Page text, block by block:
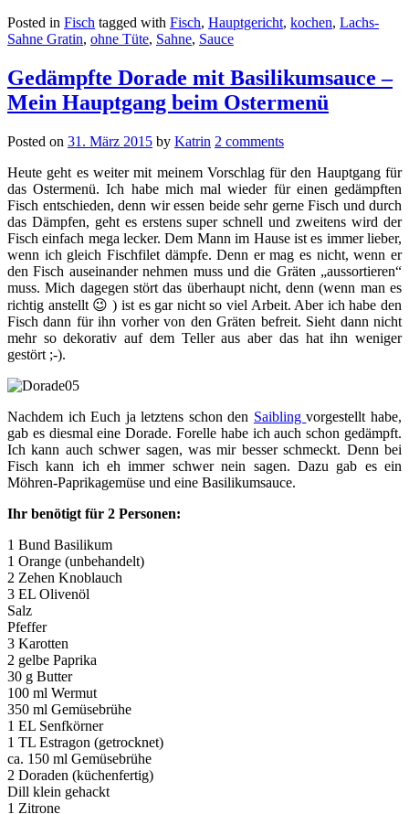
Posted in Fisch tagged with Fisch, Hauptgericht, kochen, Lachs-
Sahne Gratin, ohne Tüte, Sahne, Sauce
Gedämpfte Dorade mit Basilikumsauce –
Mein Hauptgang beim Ostermenü
Posted on 31. März 2015 by Katrin 2 comments
Heute geht es weiter mit meinem Vorschlag für den Hauptgang für
das Ostermenü. Ich habe mich mal wieder für einen gedämpften
Fisch entschieden, denn wir essen beide sehr gerne Fisch und durch
das Dämpfen, geht es erstens super schnell und zweitens wird der
Fisch einfach mega lecker. Dem Mann im Hause ist es immer lieber,
wenn ich gleich Fischfilet dämpfe. Denn er mag es nicht, wenn er
den Fisch auseinander nehmen muss und die Gräten „aussortieren“
muss. Mich dagegen stört das überhaupt nicht, denn (wenn man es
richtig anstellt 😉 ) ist es gar nicht so viel Arbeit. Aber ich habe den
Fisch dann für ihn vorher von den Gräten befreit. Sieht dann nicht
mehr so dekorativ auf dem Teller aus aber das hat ihn weniger
gestört ;-).
Nachdem ich Euch ja letztens schon den Saiblingvorgestellt habe,
gab es diesmal eine Dorade. Forelle habe ich auch schon gedämpft.
Ich kann auch schwer sagen, was mir besser schmeckt. Denn bei
Fisch kann ich eh immer schwer nein sagen. Dazu gab es ein
Möhren-Paprikagemüse und eine Basilikumsauce.
Ihr benötigt für 2 Personen:
1 Bund Basilikum
1 Orange (unbehandelt)
2 Zehen Knoblauch
3 EL Olivenöl
Salz
Pfeffer
3 Karotten
2 gelbe Paprika
30 g Butter
100 ml Wermut
350 ml Gemüsebrühe
1 EL Senfkörner
1 TL Estragon (getrocknet)
ca. 150 ml Gemüsebrühe
2 Doraden (küchenfertig)
Dill klein gehackt
1 Zitrone